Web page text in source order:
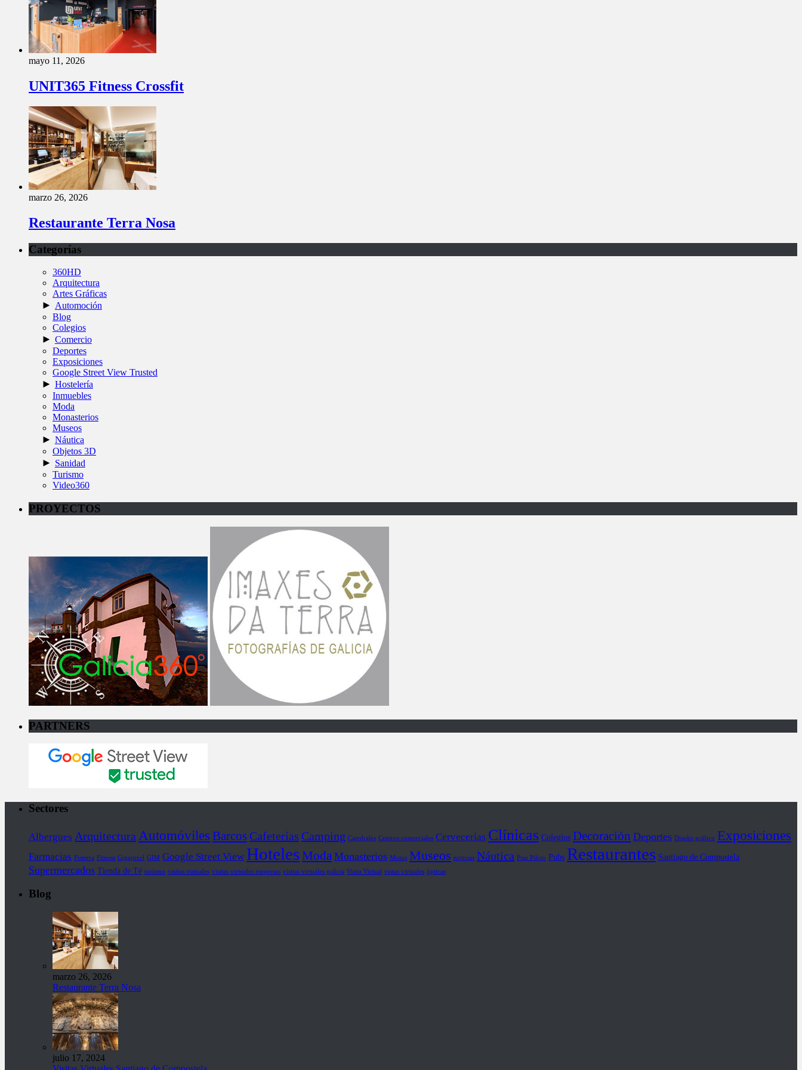
mayo 11, 2026
UNIT365 Fitness Crossfit
marzo 26, 2026
Restaurante Terra Nosa
Categorías
360HD
Arquitectura
Artes Gráficas
► Automoción
Blog
Colegios
► Comercio
Deportes
Exposiciones
Google Street View Trusted
► Hostelería
Inmuebles
Moda
Monasterios
Museos
► Náutica
Objetos 3D
► Sanidad
Turismo
Video360
PROYECTOS
PARTNERS
Sectores
Albergues Arquitectura Automóviles BarcosCafeterías Camping Catedrales Centros comerciales Cervecerías Clínicas Colegios Decoración Deportes Diseño gráfico Exposiciones
Farmacias Fisterra Fitness Gigapixel GIM Google Street View HotelesModa Monasterios Motos Museos noticias Náutica Piso Piloto Pubs Restaurantes Santiago de Compostela
Supermercados Tienda de Té turismo visitas virtuales visitas virtuales empresas visitas virtuales galicia Visita Virtual vistas virtuales ópticas
Blog
marzo 26, 2026
Restaurante Terra Nosa
julio 17, 2024